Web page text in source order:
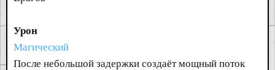
Урон
Магический
После небольшой задержки создаёт мощный поток